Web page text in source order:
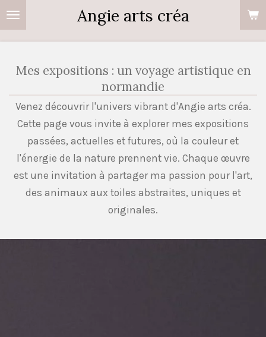
Passer
au
principal
Angie arts créa
Mes expositions : un voyage artistique en
normandie
Venez découvrir l'univers vibrant d'Angie arts créa.
Cette page vous invite à explorer mes expositions
passées, actuelles et futures, où la couleur et
l'énergie de la nature prennent vie. Chaque œuvre
est une invitation à partager ma passion pour l'art,
des animaux aux toiles abstraites, uniques et
originales.